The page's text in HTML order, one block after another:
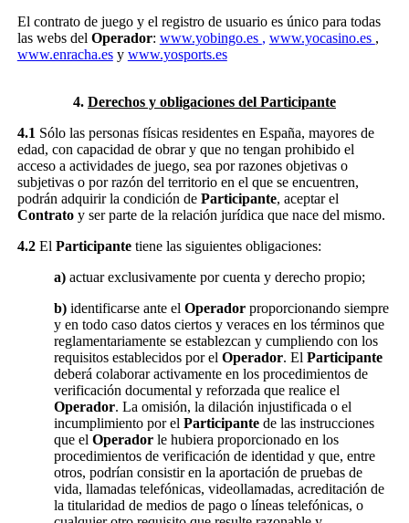
El contrato de juego y el registro de usuario es único para todas
las webs del Operador: www.yobingo.es , www.yocasino.es ,
www.enracha.esy www.yosports.es
4. Derechos y obligaciones del Participante
4.1 Sólo las personas físicas residentes en España, mayores de
edad, con capacidad de obrar y que no tengan prohibido el
acceso a actividades de juego, sea por razones objetivas o
subjetivas o por razón del territorio en el que se encuentren,
podrán adquirir la condición de Participante, aceptar el
Contratoy ser parte de la relación jurídica que nace del mismo.
4.2 El Participantetiene las siguientes obligaciones:
a)actuar exclusivamente por cuenta y derecho propio;
b)identificarse ante el Operadorproporcionando siempre
y en todo caso datos ciertos y veraces en los términos que
reglamentariamente se establezcan y cumpliendo con los
requisitos establecidos por el Operador. El Participante
deberá colaborar activamente en los procedimientos de
verificación documental y reforzada que realice el
Operador. La omisión, la dilación injustificada o el
incumplimiento por el Participante de las instrucciones
que el Operadorle hubiera proporcionado en los
procedimientos de verificación de identidad y que, entre
otros, podrían consistir en la aportación de pruebas de
vida, llamadas telefónicas, videollamadas, acreditación de
la titularidad de medios de pago o líneas telefónicas, o